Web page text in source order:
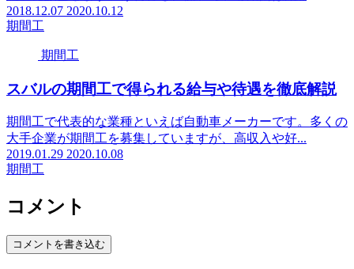
2018.12.07 2020.10.12
期間工
期間工
スバルの期間工で得られる給与や待遇を徹底解説
期間工で代表的な業種といえば自動車メーカーです。多くの
大手企業が期間工を募集していますが、高収入や好...
2019.01.29 2020.10.08
期間工
コメント
コメントを書き込む